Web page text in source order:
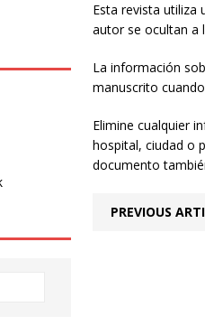
Esta revista utiliza
autor se ocultan a
La información
manuscrito
Elimine cualquier
hospital, ciudad o
documento
PREVIOUS